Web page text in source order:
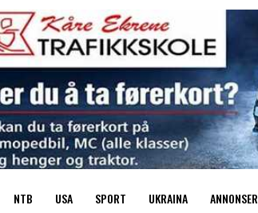
NTB USA SPORT UKRAINA